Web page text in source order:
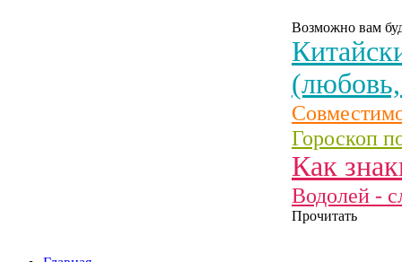
Возможно вам
Гороскоп
Как
Водолей -
Прочитать